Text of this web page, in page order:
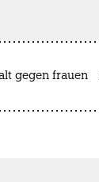
gegen frauen